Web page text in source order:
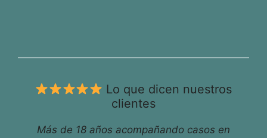
Lo que dicen nuestros
clientes
Más de 18 años acompañando casos en